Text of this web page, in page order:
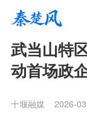
武当山特
动首场政
十堰融媒 2026-